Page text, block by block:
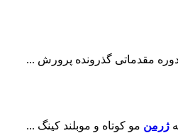
دوره مقدماتى گذرونده پرورش ...
ژرمن مو کوتاه و موبلند کينگ ...